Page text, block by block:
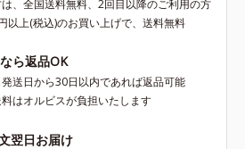
、全国送料無料、2回目以降のご利用の方
以上(税込)のお買い上げで、送料無料
ら返品OK
送日から30日以内であれば返品可能
はオルビスが負担いたします
翌日お届け